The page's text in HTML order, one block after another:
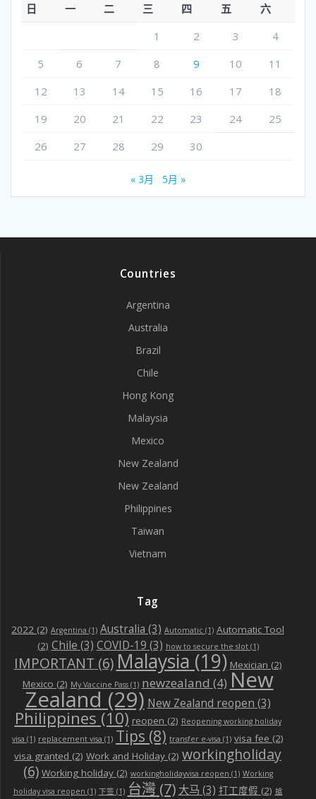
日 一 二 三 四 五
六
1
2 3
4
5
6 7 8 9 10
11
12
13 14 15 16 17
18
19
20 21 22 23 24
25
26
27 28 29 30
« 3月 5月 »
Countries
Argentina
Australia
Brazil
Chile
Hong Kong
Malaysia
Mexico
New Zealand
New Zealand
Philippines
Taiwan
Vietnam
Tag
2022 (2) Argentina (1) Australia (3) Automatic (1) Automatic Tool
(2) Chile (3) COVID-19 (3) how to secure the slot(1)
IMPORTANT (6) Malaysia (19) Mexician (2)
Mexico (2) My Vaccine Pass(1) newzealand (4) New
Zealand (29) New Zealand reopen (3)
Philippines (10) reopen (2) Reopening working holiday
visa (1) replacement visa (1) Tips (8) transfer e-visa (1) visa fee (2)
visa granted (2) Work and Holiday (2) workingholiday
(6) Working holiday(2) workingholidayvisa reopen (1) Working
holiday visa reopen (1) 下签 (1) 台灣 (7) 大马 (3) 打工度假 (2) 搶